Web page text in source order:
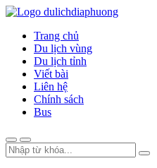
Trang chủ
Du lịch vùng
Du lịch tỉnh
Viết bài
Liên hệ
Chính sách
Bus